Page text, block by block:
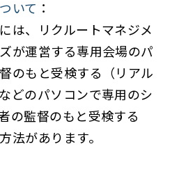
いて ：
は、リクルートマネジメ
が運営する専用会場のパ
のもと受検する（リアル
どのパソコンで専用のシ
の監督のもと受検する
法があります。